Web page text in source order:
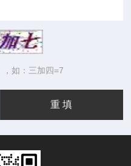
如：三加四=7